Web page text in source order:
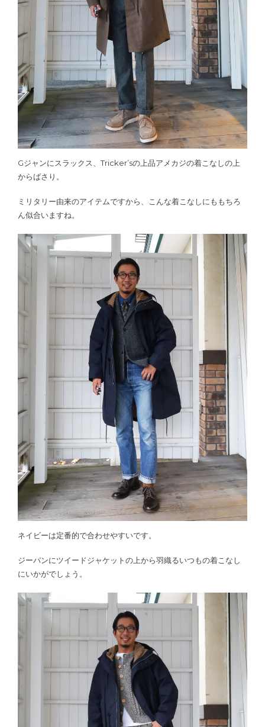
Gジャンにスラックス、Tricker’sの上品アメカジの着こなしの上
からばさり。
ミリタリー由来のアイテムですから、こんな着こなしにももちろ
ん似合いますね。
ネイビーは定番的で合わせやすいです。
ジーパンにツイードジャケットの上から羽織るいつもの着こなし
にいかがでしょう。